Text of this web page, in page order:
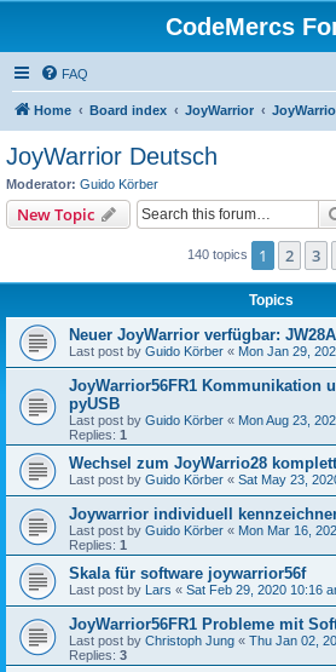
CodeMercs
FAQ
Home Board index JoyWarrior
JoyWarrior Deutsch
Moderator: Guido Körber
New Topic
140 topics 1 2 3
Topics
Neuer JoyWarrior verfügbar:
Last post by Guido Körber « Mon Jan 29,
JoyWarrior56FR1 Kommunikation
pyUSB
Last post by Guido Körber « Mon Aug 23,
Replies: 1
Wechsel zum JoyWarrio28 komplett
Last post by Guido Körber « Sat May 23,
Joywarrior individuell
Last post by Guido Körber « Mon Mar 16,
Replies: 1
Skala für software joywarrior56f
Last post by Lars « Sat Feb 29, 2020 10:16
JoyWarrior56FR1 Probleme mit
Last post by Christoph Jung « Thu Jan 02,
Replies: 3